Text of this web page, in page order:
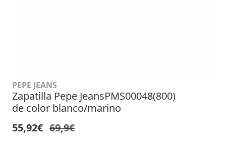
PEPE JEANS
Zapatilla Pepe JeansPMS00048(800)
de color blanco/marino
55,92€ 69,9€